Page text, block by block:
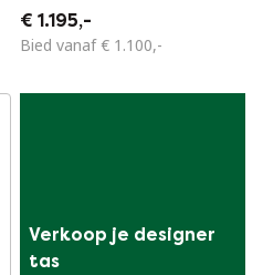
4, 1960s
€ 1.195,-
Bied vanaf € 1.100,-
Verkoop je designer
tas